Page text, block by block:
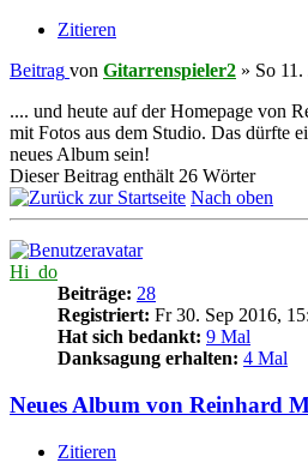
Zitieren
Beitrag von Gitarrenspieler2 » So
.... und heute auf der Homepage von
mit Fotos aus dem Studio. Das dürfte
neues Album sein!
Dieser Beitrag enthält 26 Wörter
Nach oben
Hi_do
Beiträge: 28
Registriert: Fr 30. Sep 2016,
Hat sich bedankt: 9 Mal
Danksagung erhalten: 4 Mal
Neues Album von Reinhard
Zitieren